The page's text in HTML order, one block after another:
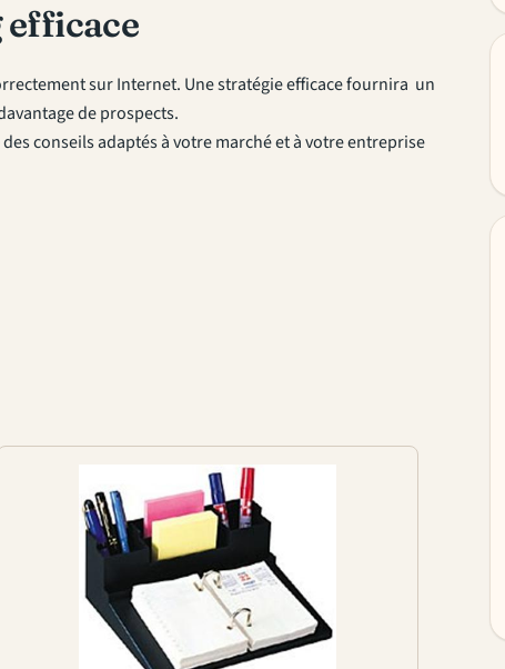
sur Internet. Une stratégie efficace fournira un
de prospects.
conseils adaptés à votre marché et à votre entreprise